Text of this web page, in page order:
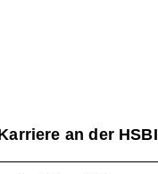
an der HSBI